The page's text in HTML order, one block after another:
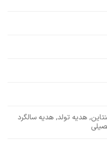
هدیه تولد, هدیه سالگرد